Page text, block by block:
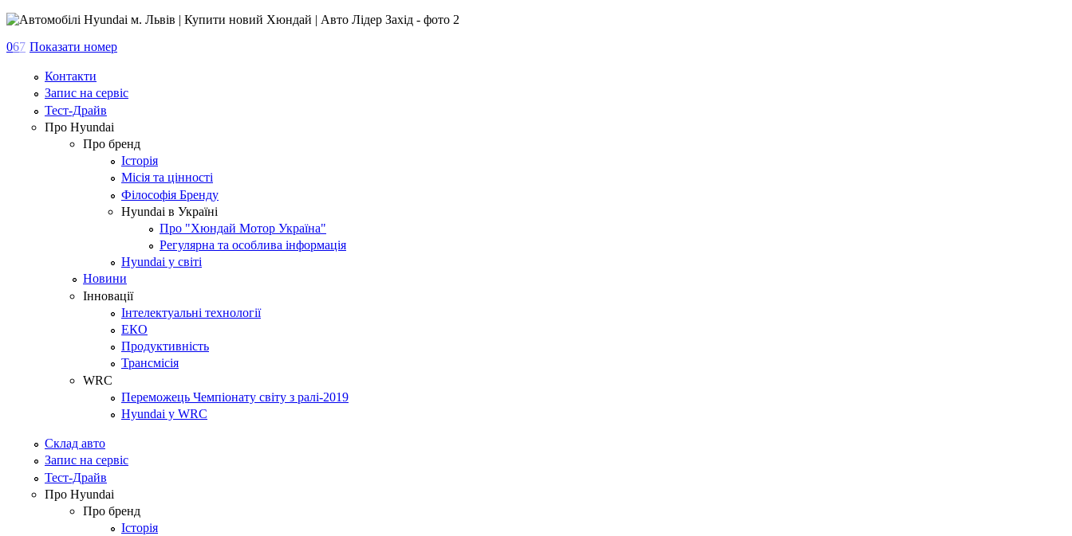
067 Показати номер
Контакти
Запис на сервіс
Тест-Драйв
Про Hyundai
Про бренд
Історія
Місія та цінності
Філософія Бренду
Hyundai в Україні
Про "Хюндай Мотор Україна"
Регулярна та особлива інформація
Hyundai у світі
Новини
Інновації
Інтелектуальні технології
ЕКО
Продуктивність
Трансмісія
WRC
Переможець Чемпіонату світу з ралі-2019
Hyundai у WRC
Склад авто
Запис на сервіс
Тест-Драйв
Про Hyundai
Про бренд
Історія